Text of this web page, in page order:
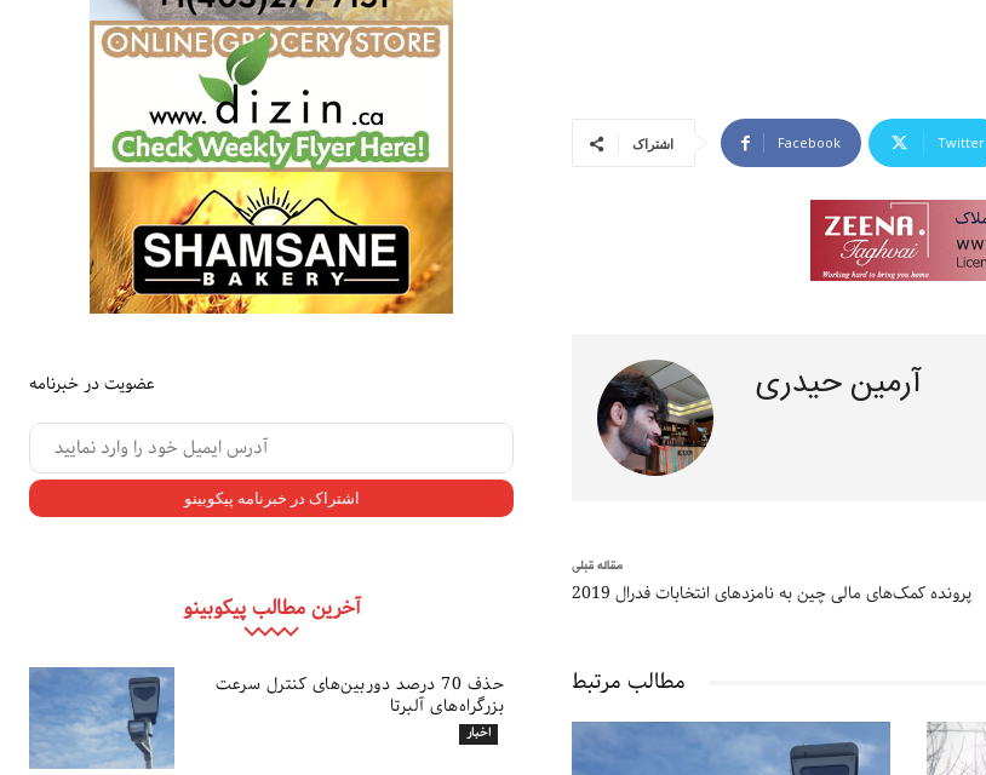
عضویت در خبرنامه
آخرین مطالب پیکوبینو
حذف 70 درصد دوربین‌های کنترل سرعت
بزرگراه‌های آلبرتا
اخبار
اشتراک Facebook Twitter
آرمین حیدری
مقاله قبلی
پرونده کمک‌های مالی چین به نامزدهای انتخابات فدرال 2019
مطالب مرتبط